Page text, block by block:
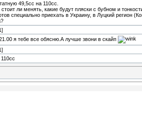
49,5сс на 110сс.
ли менять, какие будут пляски с бубном и
специально приехать в Украину, в Луцкий регион
я тебе все обясню.А лучше звони в скайп
110сс